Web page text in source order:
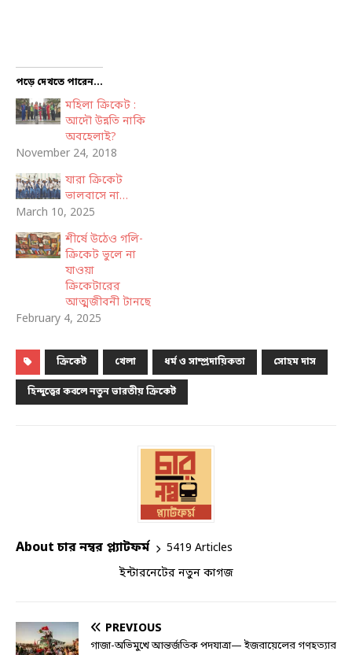
পড়ে দেখতে পারেন...
মহিলা ক্রিকেট :
আদৌ উন্নতি নাকি
অবহেলাই?
November 24, 2018
যারা ক্রিকেট
ভালবাসে না…
March 10, 2025
শীর্ষে উঠেও গলি-
ক্রিকেট ভুলে না
যাওয়া
ক্রিকেটারের
আত্মজীবনী টানছে
February 4, 2025
ক্রিকেট খেলা ধর্ম ও সাম্প্রদায়িকতা সোহম দাস
হিন্দুত্বের কবলে নতুন ভারতীয় ক্রিকেট
About চার নম্বর প্ল্যাটফর্ম
5419 Articles
ইন্টারনেটের নতুন কাগজ
PREVIOUS
গাজা-অভিমুখে আন্তর্জতিক পদযাত্রা— ইজরায়েলের গণহত্যার